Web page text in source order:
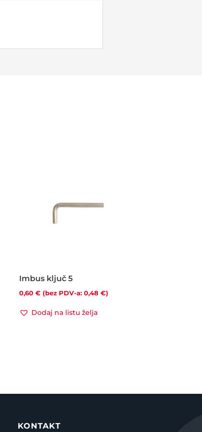
Imbus ključ 5
0,60€ (bez PDV-a:0,48€)
Dodaj na listu želja
KONTAKT